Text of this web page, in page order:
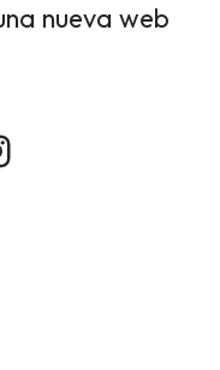
nueva web